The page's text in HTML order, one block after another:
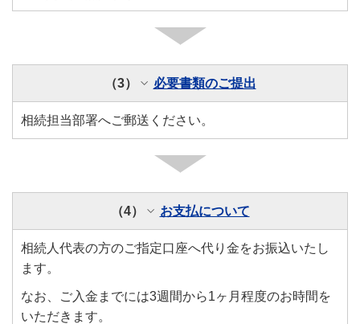
（3） 必要書類のご提出
相続担当部署へご郵送ください。
（4） お支払について
相続人代表の方のご指定口座へ代り金をお振込いたし
ます。
なお、ご入金までには3週間から1ヶ月程度のお時間を
いただきます。